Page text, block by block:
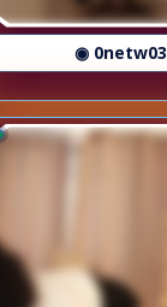
◉ 0netw03